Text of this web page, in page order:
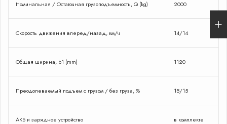
Номинальная / Остаточная грузоподъемность, Q (kg) 2000
Скорость движения вперед/назад, км/ч 14/14
Общая ширина, b1 (mm) 1120
Преодолеваемый подъем с грузом / без груза, % 15/15
АКБ и зарядное устройство в комплекте
Оставить заявку
данных в соответствии с Политикой